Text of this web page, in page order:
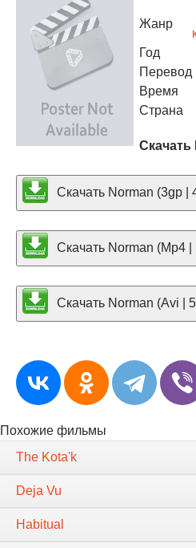
Жанр
Год
Перевод
Время
Страна
Скачать
Скачать Norman (3gp |
Скачать Norman (Mp4 |
Скачать Norman (Avi |
Похожие фильмы
The Kota'k
Deja Vu
Habitual